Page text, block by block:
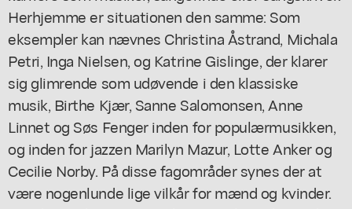
Herhjemme er situationen den samme: Som
eksempler kan nævnes Christina Åstrand, Michala
Petri, Inga Nielsen, og Katrine Gislinge, der klarer
sig glimrende som udøvende i den klassiske
musik, Birthe Kjær, Sanne Salomonsen, Anne
Linnet og Søs Fenger inden for populærmusikken,
og inden for jazzen Marilyn Mazur, Lotte Anker og
Cecilie Norby. På disse fagområder synes der at
være nogenlunde lige vilkår for mænd og kvinder.